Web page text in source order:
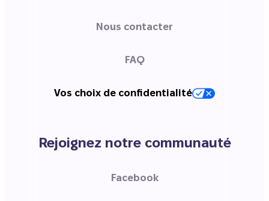
Nous contacter
FAQ
Vos choix de confidentialité
Rejoignez notre communauté
Facebook